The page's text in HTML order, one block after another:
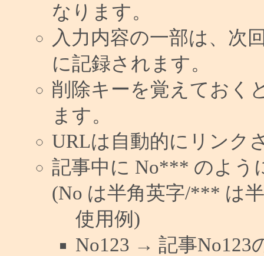
なります。
入力内容の一部は、次
に記録されます。
削除キーを覚えておく
ます。
URLは自動的にリンク
記事中に No*** のよう
(No は半角英字/*** は
使用例)
No123 → 記事No123